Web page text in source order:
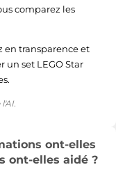
comparez les
en transparence et
un set LEGO Star
ont-elles
ont-elles aidé ?